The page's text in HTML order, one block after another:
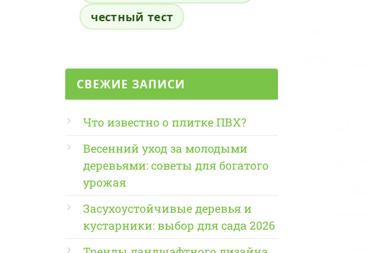
честный тест
СВЕЖИЕ ЗАПИСИ
Что известно о плитке ПВХ?
Весенний уход за молодыми
деревьями: советы для богатого
урожая
Засухоустойчивые деревья и
кустарники: выбор для сада 2026